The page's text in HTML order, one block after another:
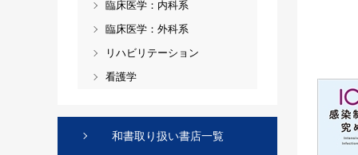
臨床医学：内科系
臨床医学：外科系
リハビリテーション
看護学
和書取り扱い書店一覧